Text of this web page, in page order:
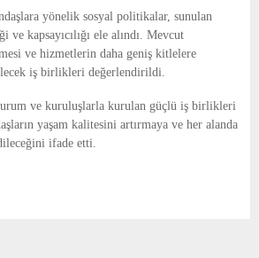
yönelik sosyal politikalar, sunulan
kapsayıcılığı ele alındı. Mevcut
ve hizmetlerin daha geniş kitlelere
iş birlikleri değerlendirildi.
ve kuruluşlarla kurulan güçlü iş birlikleri
yaşam kalitesini artırmaya ve her alanda
ifade etti.